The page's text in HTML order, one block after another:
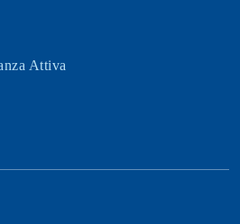
Attiva